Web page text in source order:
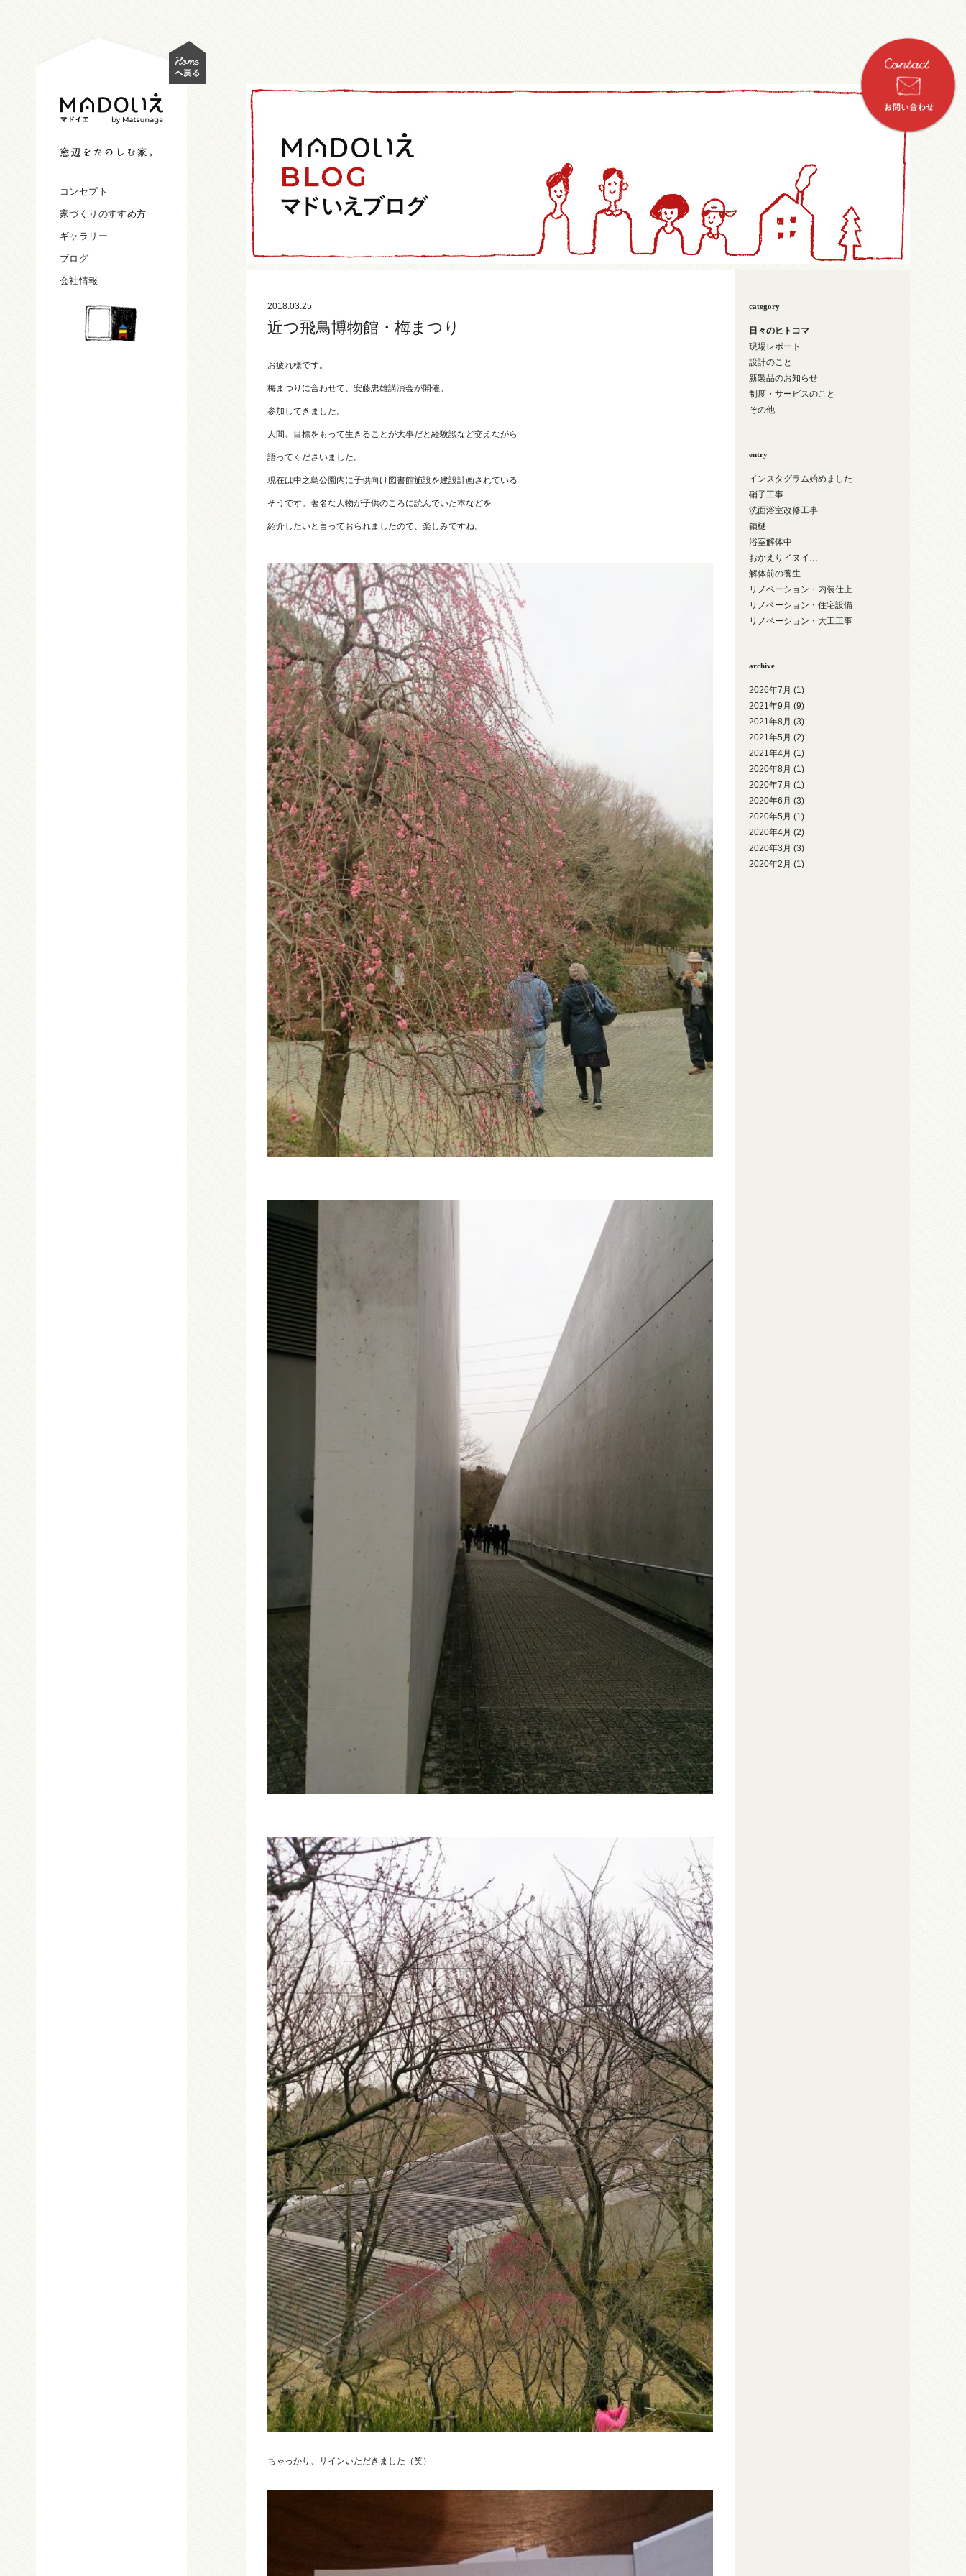
コンセプト
家づくりのすすめ方
ギャラリー
ブログ
会社情報
2018.03.25
近つ飛鳥博物館・梅まつり
お疲れ様です。
梅まつりに合わせて、安藤忠雄講演会が開催。
参加してきました。
人間、目標をもって生きることが大事だと経験談など交えながら
語ってくださいました。
現在は中之島公園内に子供向け図書館施設を建設計画されている
そうです。著名な人物が子供のころに読んでいた本などを
紹介したいと言っておられましたので、楽しみですね。
ちゃっかり、サインいただきました（笑）
category
日々のヒトコマ
現場レポート
設計のこと
新製品のお知らせ
制度・サービスのこと
その他
entry
インスタグラム始めました
硝子工事
洗面浴室改修工事
鎖樋
浴室解体中
おかえりイヌイ…
解体前の養生
リノベーション・内装仕上
リノベーション・住宅設備
リノベーション・大工工事
archive
2026年7月 (1)
2021年9月 (9)
2021年8月 (3)
2021年5月 (2)
2021年4月 (1)
2020年8月 (1)
2020年7月 (1)
2020年6月 (3)
2020年5月 (1)
2020年4月 (2)
2020年3月 (3)
2020年2月 (1)